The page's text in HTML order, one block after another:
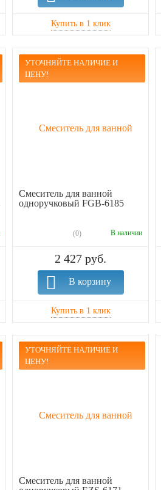
УТОЧНЯЙТЕ НАЛИЧИЕ И
ЦЕНУ!
Смеситель для ванной
одноручковый FGB-6185
(0) В наличии
2 427 руб.
В корзину
УТОЧНЯЙТЕ НАЛИЧИЕ И
ЦЕНУ!
Смеситель для ванной